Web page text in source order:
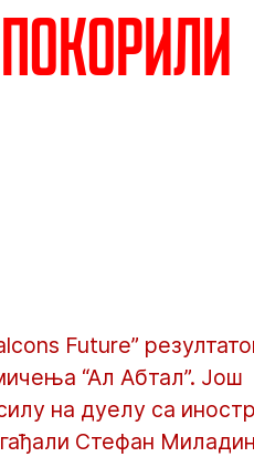
Future”
“Ал Абтал”. Још
на дуелу са
Стефан